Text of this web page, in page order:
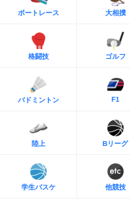
ボートレース 大相撲
格闘技 ゴルフ
バドミントン F1
陸上 Bリーグ
学生バスケ 他競技